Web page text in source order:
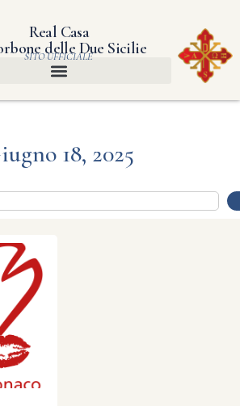
Real Casa
delle Due Sicilie
SITO UFFICIALE
18, 2025